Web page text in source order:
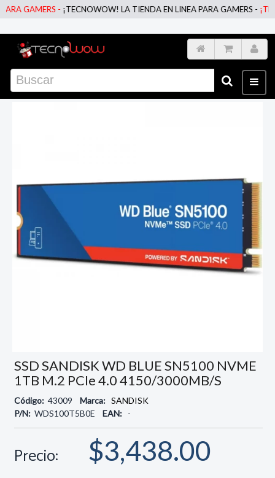
GAMERS -¡TECNOWOW! LA TIENDA EN LINEA PARA GAMERS -
SSD SANDISK WD BLUE SN5100 NVME
1TB M.2 PCIe 4.0 4150/3000MB/s
Código: 43009 Marca: SANDISK
P/N: WDS100T5B0E EAN: -
Precio: $3,438.00